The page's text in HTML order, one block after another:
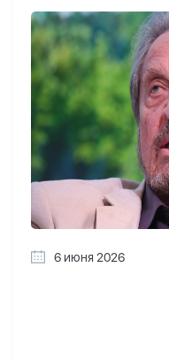
6 июня 2026